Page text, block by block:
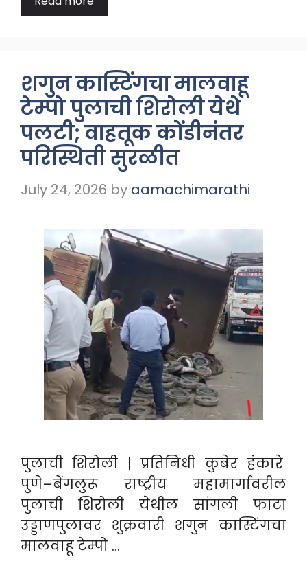
शगुन कास्टिंगचा मालवाहू
टेम्पो पुलाची शिरोली येथे
पलटी; वाहतूक कोंडीनंतर
परिस्थिती सुरळीत
July 24, 2026 by aamachimarathi
पुलाची शिरोली | प्रतिनिधी कुबेर हंकारे
पुणे–बेंगलुरू राष्ट्रीय महामार्गावरील
पुलाची शिरोली येथील सांगली फाटा
उड्डाणपुलावर शुक्रवारी शगुन कास्टिंगचा
मालवाहू टेम्पो …